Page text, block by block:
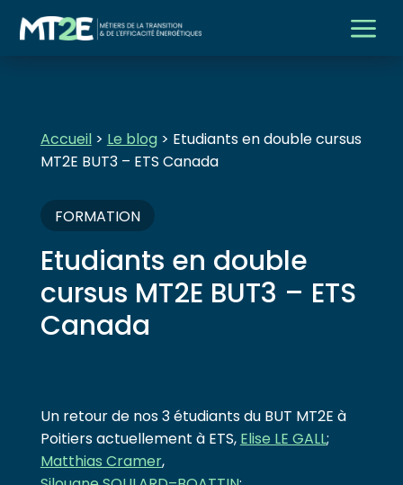
a
Accueil> Le blog> Etudiants en double cursus
MT2E BUT3 – ETS Canada
FORMATION
Etudiants en double
cursus MT2E BUT3 – ETS
Canada
Un retour de nos 3 étudiants du BUT MT2E à
Poitiers actuellement à ETS, Elise LE GALL;
Matthias Cramer,